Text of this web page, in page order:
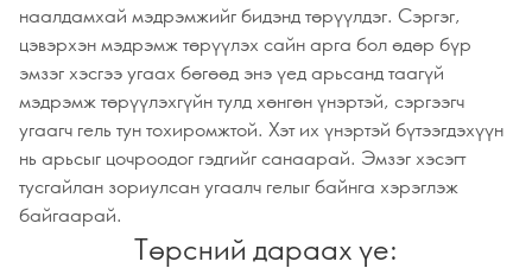
наалдамхай мэдрэмжийг бидэнд төрүүлдэг. Сэргэг,
цэвэрхэн мэдрэмж төрүүлэх сайн арга бол өдөр бүр
эмзэг хэсгээ угаах бөгөөд энэ үед арьсанд таагүй
мэдрэмж төрүүлэхгүйн тулд хөнгөн үнэртэй, сэргээгч
угаагч гель тун тохиромжтой. Хэт их үнэртэй бүтээгдэхүүн
нь арьсыг цочроодог гэдгийг санаарай. Эмзэг хэсэгт
тусгайлан зориулсан угаалч гелыг байнга хэрэглэж
байгаарай.
Төрсний дараах үе: